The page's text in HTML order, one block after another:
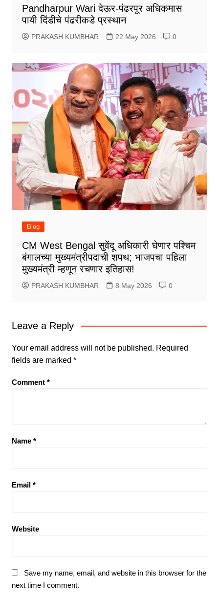
Pandharpur Wari देऊर-पंढरपूर अधिकमास
पायी दिंडीचे पंढरीकडे प्रस्थान
PRAKASH KUMBHAR 22 May 2026 0
Blog
CM West Bengal सुवेंदू अधिकारी घेणार पश्चिम
बंगालच्या मुख्यमंत्रीपदाची शपथ; भाजपचा पहिला
मुख्यमंत्री म्हणून रचणार इतिहास!
PRAKASH KUMBHAR 8 May 2026 0
Leave a Reply
Your email address will not be published. Required
fields are marked *
Comment *
Name *
Email *
Website
Save my name, email, and website in this browser for the
next time I comment.